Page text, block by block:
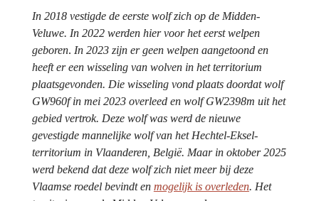
In 2018 vestigde de eerste wolf zich op de Midden-
Veluwe. In 2022 werden hier voor het eerst welpen
geboren. In 2023 zijn er geen welpen aangetoond en
heeft er een wisseling van wolven in het territorium
plaatsgevonden. Die wisseling vond plaats doordat wolf
GW960f in mei 2023 overleed en wolf GW2398m uit het
gebied vertrok. Deze wolf was werd de nieuwe
gevestigde mannelijke wolf van het Hechtel-Eksel-
territorium in Vlaanderen, België. Maar in oktober 2025
werd bekend dat deze wolf zich niet meer bij deze
Vlaamse roedel bevindt en mogelijk is overleden. Het